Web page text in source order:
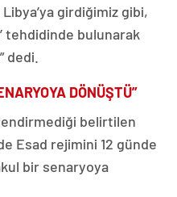
Libya’ya girdiğimiz gibi,
tehdidinde bulunarak
dedi.
DÖNÜŞTÜ”
belirtilen
Esad rejimini 12 günde
bir senaryoya